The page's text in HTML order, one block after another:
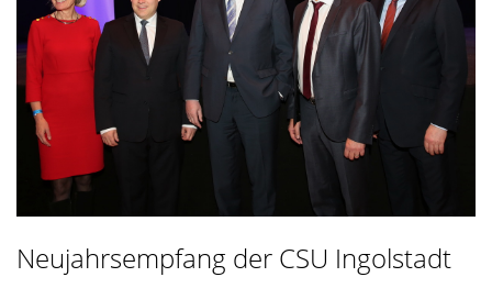
Neujahrsempfang der CSU Ingolstadt